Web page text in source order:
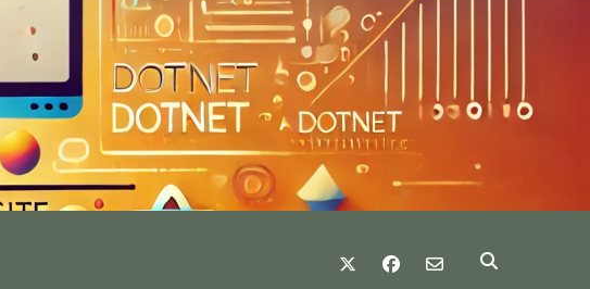
twitter facebook
email-form